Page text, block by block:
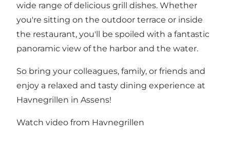
wide range of delicious grill dishes. Whether
you're sitting on the outdoor terrace or inside
the restaurant, you'll be spoiled with a fantastic
panoramic view of the harbor and the water.
So bring your colleagues, family, or friends and
enjoy a relaxed and tasty dining experience at
Havnegrillen in Assens!
Watch video from Havnegrillen